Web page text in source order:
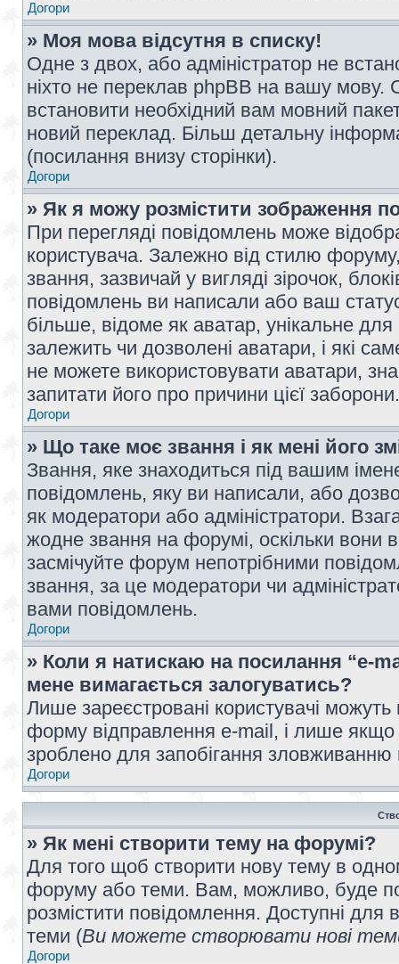
Догори
» Моя мова відсутня в списку!
Одне з двох, або адміністратор не
ніхто не переклав phpBB на вашу мову.
встановити необхідний вам мовний
новий переклад. Більш детальну
(посилання внизу сторінки).
Догори
» Як я можу розмістити зображення
При перегляді повідомлень може
користувача. Залежно від стилю
звання, зазвичай у вигляді зірочок,
повідомлень ви написали або ваш
більше, відоме як аватар, унікальне
залежить чи дозволені аватари, і які
не можете використовувати аватари,
запитати його про причини цієї заборони.
Догори
» Що таке моє звання і як мені його
Звання, яке знаходиться під вашим
повідомлень, яку ви написали, або
як модератори або адміністратори.
жодне звання на форумі, оскільки вони
засмічуйте форум непотрібними
звання, за це модератори чи
вами повідомлень.
Догори
» Коли я натискаю на посилання “e-
мене вимагається залогуватись?
Лише зареєстровані користувачі
форму відправлення e-mail, і лише
зроблено для запобігання
Догори
» Як мені створити тему на форумі?
Для того щоб створити нову тему в
форуму або теми. Вам, можливо, буде
розмістити повідомлення. Доступні для
теми (Ви можете створювати нові
Догори